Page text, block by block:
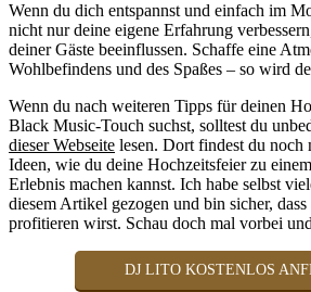
Wenn du dich entspannst und einfach im
nicht nur deine eigene Erfahrung
deiner Gäste beeinflussen. Schaffe eine
Wohlbefindens und des Spaßes – so wird
Wenn du nach weiteren Tipps für deinen
Black Music-Touch suchst, solltest du
dieser Webseite lesen. Dort findest du noch
Ideen, wie du deine Hochzeitsfeier zu
Erlebnis machen kannst. Ich habe selbst
diesem Artikel gezogen und bin sicher,
profitieren wirst. Schau doch mal vorbei
DJ LITO KOSTENLOS